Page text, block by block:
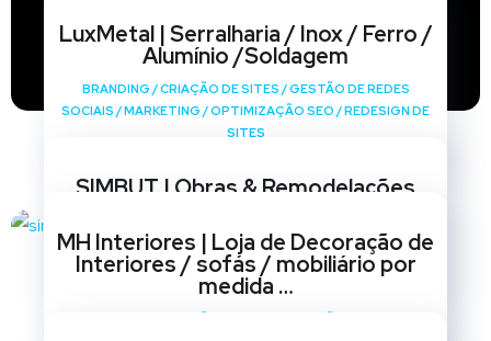
LuxMetal | Serralharia / Inox / Ferro /
Alumínio /Soldagem
BRANDING /CRIAÇÃO DE SITES /GESTÃO DE REDES
SOCIAIS /MARKETING /OPTIMIZAÇÃO SEO /REDESIGN DE
SITES
SIMBUT | Obras & Remodelações
SOCIAIS /MARKETING OPTIMIZAÇÃO SEO/ REDESIGN DE
SITES
MH Interiores | Loja de Decoração de
Interiores / sofás / mobiliário por
medida …